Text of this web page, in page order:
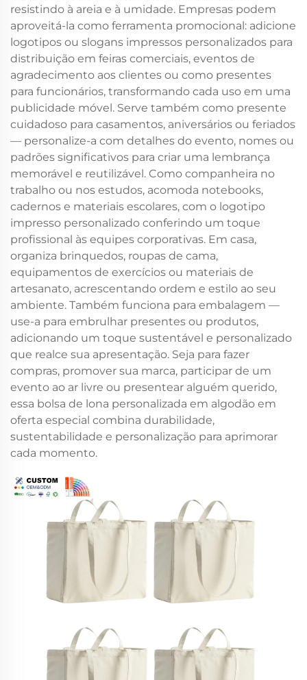
resistindo à areia e à umidade. Empresas podem
aproveitá-la como ferramenta promocional: adicione
logotipos ou slogans impressos personalizados para
distribuição em feiras comerciais, eventos de
agradecimento aos clientes ou como presentes
para funcionários, transformando cada uso em uma
publicidade móvel. Serve também como presente
cuidadoso para casamentos, aniversários ou feriados
— personalize-a com detalhes do evento, nomes ou
padrões significativos para criar uma lembrança
memorável e reutilizável. Como companheira no
trabalho ou nos estudos, acomoda notebooks,
cadernos e materiais escolares, com o logotipo
impresso personalizado conferindo um toque
profissional às equipes corporativas. Em casa,
organiza brinquedos, roupas de cama,
equipamentos de exercícios ou materiais de
artesanato, acrescentando ordem e estilo ao seu
ambiente. Também funciona para embalagem —
use-a para embrulhar presentes ou produtos,
adicionando um toque sustentável e personalizado
que realce sua apresentação. Seja para fazer
compras, promover sua marca, participar de um
evento ao ar livre ou presentear alguém querido,
essa bolsa de lona personalizada em algodão em
oferta especial combina durabilidade,
sustentabilidade e personalização para aprimorar
cada momento.